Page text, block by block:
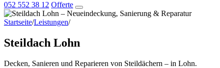
052 552 38 12 Offerte
Startseite/Leistungen/Steildach Lohn
Steildach Lohn
Decken, Sanieren und Reparieren von Steildächern – in Lohn.